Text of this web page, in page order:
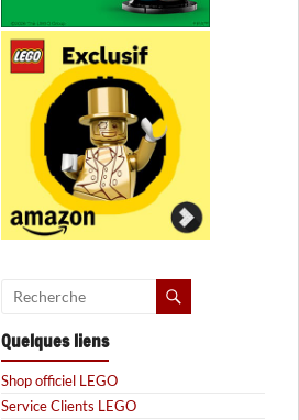
Quelques liens
Shop officiel LEGO
Service Clients LEGO